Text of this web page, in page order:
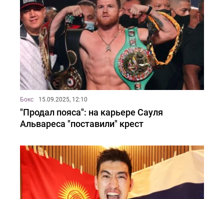
Бокс 15.09.2025, 12:10
"Продал пояса": на карьере Сауля
Альвареса "поставили" крест